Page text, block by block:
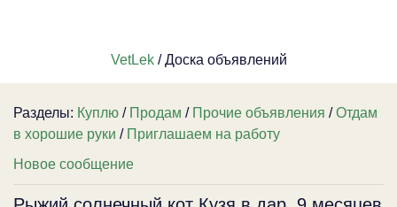
VetLek/ Доска объявлений
Разделы: Куплю / Продам / Прочие объявления /Отдам
в хорошие руки / Приглашаем на работу
Новое сообщение